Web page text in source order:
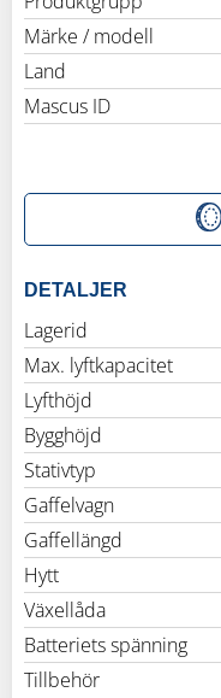
Märke / modell
Land
Mascus ID
DETALJER
Lagerid
Max. lyftkapacitet
Lyfthöjd
Bygghöjd
Stativtyp
Gaffelvagn
Gaffellängd
Hytt
Växellåda
Batteriets spänning
Tillbehör